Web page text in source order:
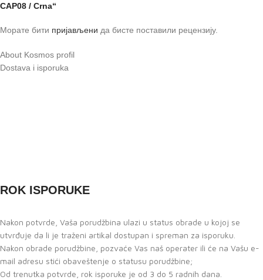
CAP08 / Crna“
Морате бити пријављени да бисте поставили рецензију.
About Kosmos profil
Dostava i isporuka
ROK ISPORUKE
Nakon potvrde, Vaša porudžbina ulazi u status obrade u kojoj se
utvrđuje da li je traženi artikal dostupan i spreman za isporuku.
Nakon obrade porudžbine, pozvaće Vas naš operater ili će na Vašu e-
mail adresu stići obaveštenje o statusu porudžbine;
Od trenutka potvrde, rok isporuke je od 3 do 5 radnih dana.